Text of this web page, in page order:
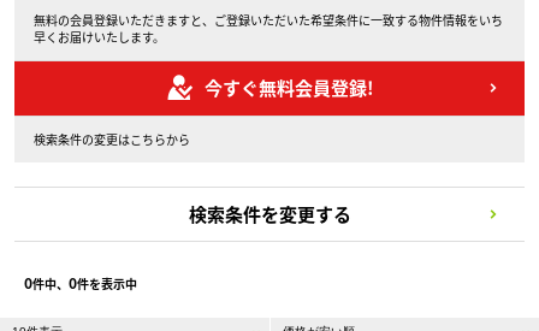
無料の会員登録いただきますと、ご登録いただいた希望条件に一致する物件情報をいち
早くお届けいたします。
今すぐ無料会員登録!
検索条件の変更はこちらから
検索条件を変更する
0件中、 0件を表示中